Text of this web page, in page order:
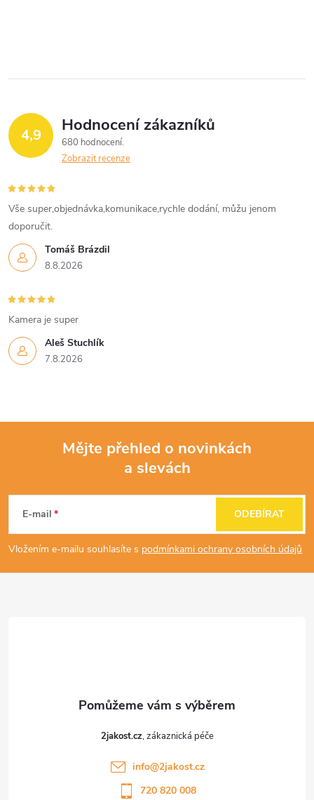
4,9 Hodnocení zákazníků
680 hodnocení
Zobrazit recenze
Tomáš Brázdil
8.8.2026
Vše super,objednávka,komunikace,rychle dodání, můžu jenom
doporučit.
Aleš Stuchlík
7.8.2026
Kamera je super
p
a
Mějte přehled o novinkách
a slevách
E-mail
Vložením e-mailu souhlasíte s podmínkami ochrany osobních údajů
ODEBÍRAT
2jakost.cz
info@2jakost.cz
720 820 008